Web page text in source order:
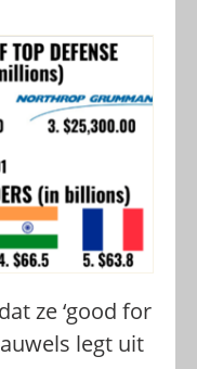
ze ‘good for
legt uit